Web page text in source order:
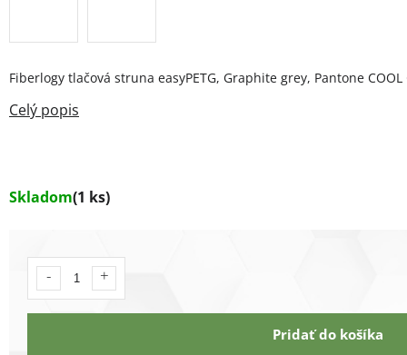
Skladom(1 ks)
Pridať do košíka
Fiberlogy tlačová struna easyPETG, Graphite grey, Pantone COOL